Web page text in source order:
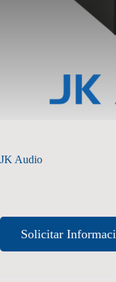
JK Audio
Solicitar